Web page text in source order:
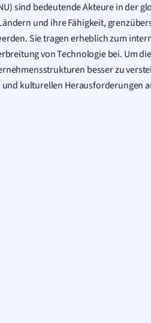
sind bedeutende Akteure in der
und ihre Fähigkeit,
Sie tragen erheblich zum
von Technologie bei. Um
besser zu
kulturellen Herausforderungen